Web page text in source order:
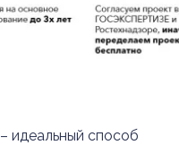
– идеальный способ